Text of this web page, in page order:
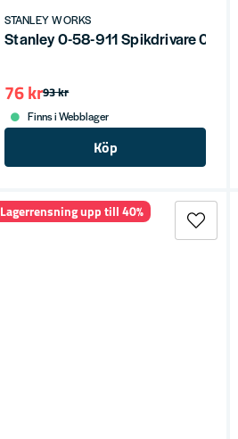
STANLEY WORKS
Stanley 0-58-911 Spikdrivare 0,8mm
93 kr
76 kr
Finns i Webblager
Köp
Lagerrensning upp till 40%